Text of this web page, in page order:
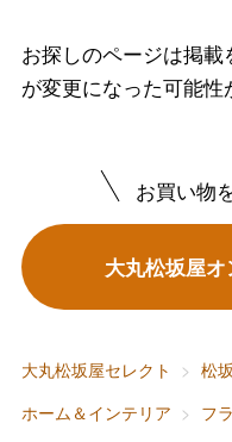
お探しのページは掲
が変更になった可能性
お買い物
大丸松坂屋
大丸松坂屋セレクト 松
ホーム＆インテリア
フ
ビ
フ
ベ
大丸
ホ